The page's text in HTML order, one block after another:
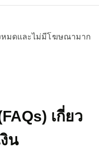
หมดและไม่มีโฆษณามาก
เกี่ยว
น